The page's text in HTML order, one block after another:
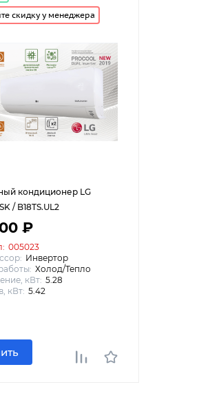
скидку у менеджера
кондиционер LG
/ B18TS.UL2
₽
005023
Инвертор
Холод/Тепло
кВт: 5.28
кВт: 5.42